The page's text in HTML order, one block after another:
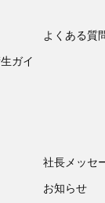
よくある質
ガイ
社長メッセ
お知らせ